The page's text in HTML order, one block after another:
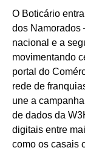
O Boticário
dos Namorados
nacional e a
movimentando
portal do
rede de
une a
de dados da
digitais entre
como os casais